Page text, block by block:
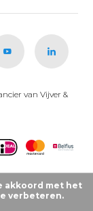
van Vijver &
akkoord met het
verbeteren.